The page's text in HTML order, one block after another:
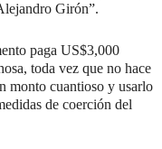
Girón”.
paga US$3,000
toda vez que no hace
monto cuantioso y usarlo
de coerción del